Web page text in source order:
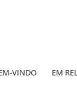
VINDO EM